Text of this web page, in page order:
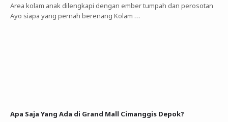
Area kolam anak dilengkapi dengan ember tumpah dan perosotan
Ayo siapa yang pernah berenang Kolam …
Apa Saja Yang Ada di Grand Mall Cimanggis Depok?